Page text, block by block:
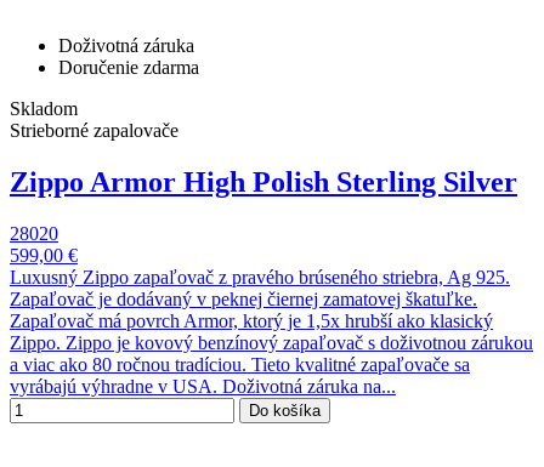
Doživotná záruka
Doručenie zdarma
Skladom
Strieborné zapalovače
Zippo Armor High Polish Sterling Silver
28020
599,00 €
Luxusný Zippo zapaľovač z pravého brúseného striebra, Ag 925.
Zapaľovač je dodávaný v peknej čiernej zamatovej škatuľke.
Zapaľovač má povrch Armor, ktorý je 1,5x hrubší ako klasický
Zippo. Zippo je kovový benzínový zapaľovač s doživotnou zárukou
a viac ako 80 ročnou tradíciou. Tieto kvalitné zapaľovače sa
vyrábajú výhradne v USA. Doživotná záruka na...
Do košíka